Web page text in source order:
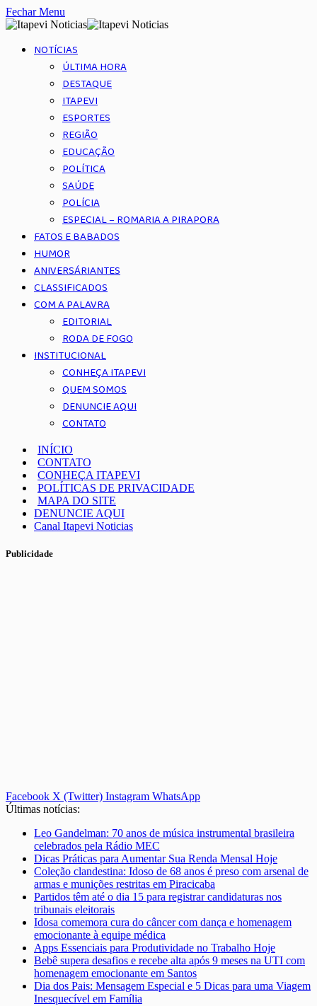
Fechar Menu
NOTÍCIAS
ÚLTIMA HORA
DESTAQUE
ITAPEVI
ESPORTES
REGIÃO
EDUCAÇÃO
POLÍTICA
SAÚDE
POLÍCIA
ESPECIAL – ROMARIA A PIRAPORA
FATOS E BABADOS
HUMOR
ANIVERSÁRIANTES
CLASSIFICADOS
COM A PALAVRA
EDITORIAL
RODA DE FOGO
INSTITUCIONAL
CONHEÇA ITAPEVI
QUEM SOMOS
DENUNCIE AQUI
CONTATO
INÍCIO
CONTATO
CONHEÇA ITAPEVI
POLÍTICAS DE PRIVACIDADE
MAPA DO SITE
DENUNCIE AQUI
Canal Itapevi Noticias
Publicidade
Facebook X (Twitter) Instagram WhatsApp
Últimas notícias:
Leo Gandelman: 70 anos de música instrumental brasileira
celebrados pela Rádio MEC
Dicas Práticas para Aumentar Sua Renda Mensal Hoje
Coleção clandestina: Idoso de 68 anos é preso com arsenal de
armas e munições restritas em Piracicaba
Partidos têm até o dia 15 para registrar candidaturas nos
tribunais eleitorais
Idosa comemora cura do câncer com dança e homenagem
emocionante à equipe médica
Apps Essenciais para Produtividade no Trabalho Hoje
Bebê supera desafios e recebe alta após 9 meses na UTI com
homenagem emocionante em Santos
Dia dos Pais: Mensagem Especial e 5 Dicas para uma Viagem
Inesquecível em Família